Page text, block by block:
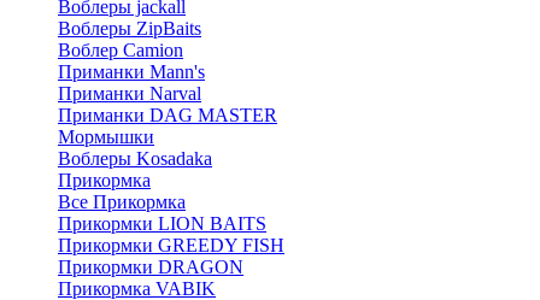
Воблеры jackall
Воблеры ZipBaits
Воблер Camion
Приманки Mann's
Приманки Narval
Приманки DAG MASTER
Мормышки
Воблеры Kosadaka
Прикормка
Все Прикормка
Прикормки LION BAITS
Прикормки GREEDY FISH
Прикормки DRAGON
Прикормка VABIK